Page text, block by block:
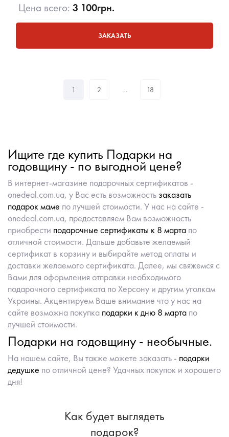
Цена всего: 3 100грн.
ЗАКАЗАТЬ
1 2 … 18
Ищите где купить Подарки на
годовщину - по выгодной цене?
В интернет-магазине подарочных сертификатов -
onedeal.com.ua, у Вас есть возможность заказать
подарок маме по лучшей стоимости. У нас на сайте -
onedeal.com.ua, предоставляем Вам возможность
приобрести подарочные сертификаты к 8 марта по
отличной стоимости. Дальше добавьте желаемый
сертификат в корзину и выбирайте метод оплаты и
доставки желаемого сертификата. Далее, мы свяжемся с
Вами для оформления отправки необходимого
подарочного сертификата по Херсону и другим уголкам
Украины. Акцентируем Ваше внимание что у нас на
сайте возможна покупка подарки к дню 8 марта по
лучшей стоимости.
Подарки на годовщину - необычные.
На нашем сайте, Вы также можете заказать - подарки
дедушке по отличной цене? Удачных покупок и хорошего
дня!
Как будет выглядеть
подарок?